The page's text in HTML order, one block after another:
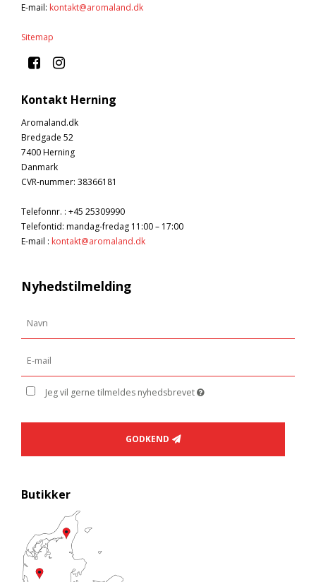
E-mail: kontakt@aromaland.dk
Sitemap
Kontakt Herning
Aromaland.dk
Bredgade 52
7400 Herning
Danmark
CVR-nummer: 38366181
Telefonnr. : +45 25309990
Telefontid: mandag-fredag 11:00 – 17:00
E-mail : kontakt@aromaland.dk
Nyhedstilmelding
Jeg vil gerne tilmeldes nyhedsbrevet
GODKEND
Butikker